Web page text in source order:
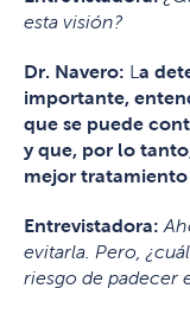
esta visión?
Dr. Navero: L a
importante,
que se puede
y que, por lo
mejor tratamiento
Entrevistadora:
evitarla. Pero,
riesgo de padecer